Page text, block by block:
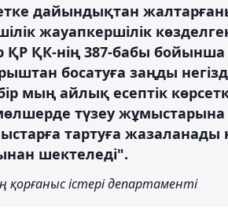
дайындықтан
жауапкершілік
ҚК-нің 387-бабы
босатуға заңды
мың айлық есептік
түзеу жұмыстарына
тартуға жазаланады
шектеледі".
істері департаменті